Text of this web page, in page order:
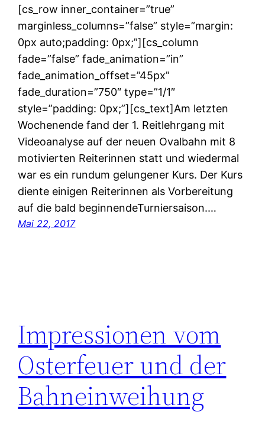
[cs_row inner_container=”true”
marginless_columns=”false” style=”margin:
0px auto;padding: 0px;”][cs_column
fade=”false” fade_animation=”in”
fade_animation_offset=”45px”
fade_duration=”750″ type=”1/1″
style=”padding: 0px;”][cs_text]Am letzten
Wochenende fand der 1. Reitlehrgang mit
Videoanalyse auf der neuen Ovalbahn mit 8
motivierten Reiterinnen statt und wiedermal
war es ein rundum gelungener Kurs. Der Kurs
diente einigen Reiterinnen als Vorbereitung
auf die bald beginnendeTurniersaison.…
Mai 22, 2017
Impressionen vom
Osterfeuer und der
Bahneinweihung